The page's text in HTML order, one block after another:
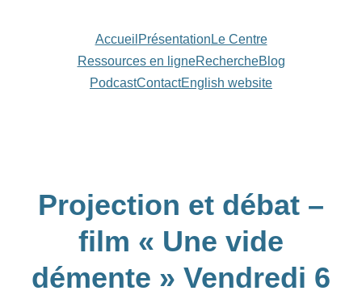
Accueil Présentation Le Centre
Ressources en ligneRechercheBlog
PodcastContactEnglish website
Projection et débat –
film « Une vide
démente » Vendredi 6